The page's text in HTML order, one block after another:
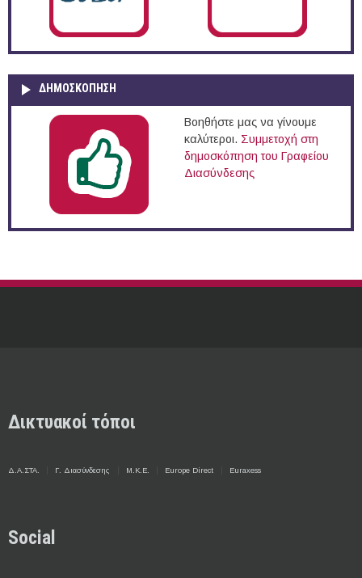
ΔΗΜΟΣΚΌΠΗΣΗ
Βοηθήστε μας να γίνουμε
καλύτεροι. Συμμετοχή στη
δημοσκόπηση του Γραφείου
Διασύνδεσης
Δικτυακοί τόποι
Δ.Α.ΣΤΑ. Γ. Διασύνδεσης Μ.Κ.Ε. Europe Direct Euraxess
Social